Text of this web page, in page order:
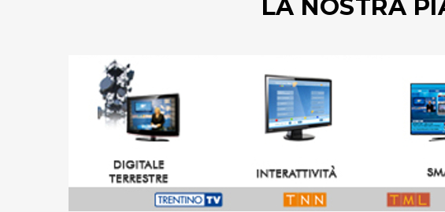
LA NOSTRA